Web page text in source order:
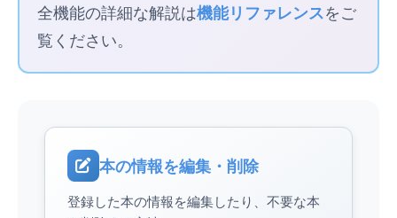
全機能の詳細な解説は機能リファレンスをご
覧ください。
本の情報を編集・削除
登録した本の情報を編集したり、不要な本